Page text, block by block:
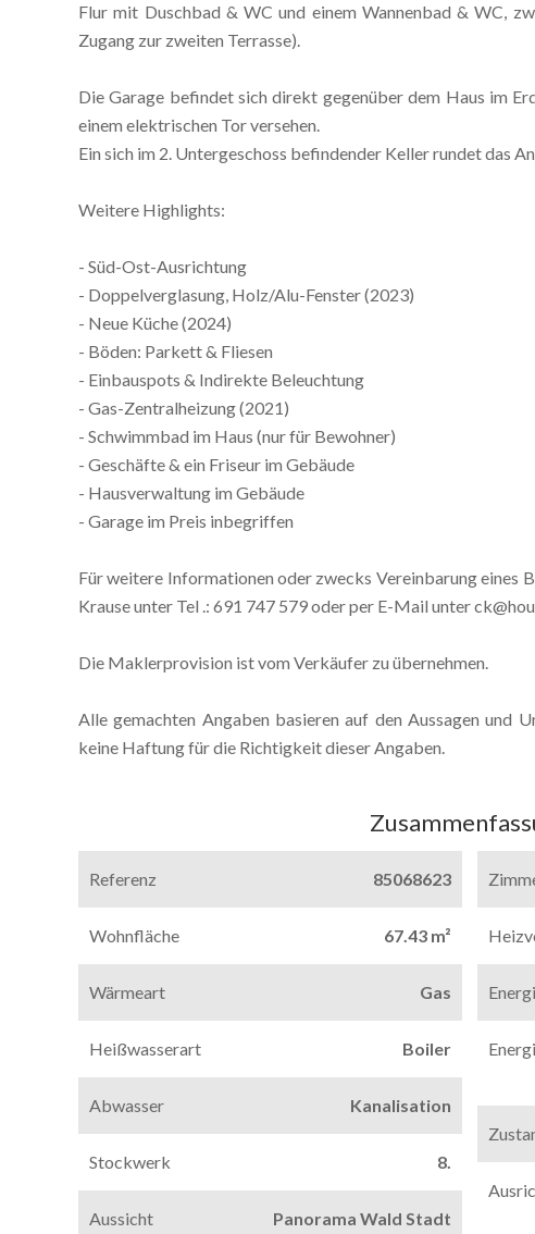
Flur mit Duschbad & WC und einem Wannenbad & WC,
Zugang zur zweiten Terrasse).
Die Garage befindet sich direkt gegenüber dem Haus im
einem elektrischen Tor versehen.
Ein sich im 2. Untergeschoss befindender Keller rundet das
Weitere Highlights:
- Süd-Ost-Ausrichtung
- Doppelverglasung, Holz/Alu-Fenster (2023)
- Neue Küche (2024)
- Böden: Parkett & Fliesen
- Einbauspots & Indirekte Beleuchtung
- Gas-Zentralheizung (2021)
- Schwimmbad im Haus (nur für Bewohner)
- Geschäfte & ein Friseur im Gebäude
- Hausverwaltung im Gebäude
- Garage im Preis inbegriffen
Für weitere Informationen oder zwecks Vereinbarung eines
Krause unter Tel .: 691 747 579 oder per E-Mail unter
Die Maklerprovision ist vom Verkäufer zu übernehmen.
Alle gemachten Angaben basieren auf den Aussagen und
keine Haftung für die Richtigkeit dieser Angaben.
Referenz 85068623
Wohnfläche 67.43 m²
Wärmeart Gas
Heißwasserart Boiler
Abwasser
Kanalisation
Stockwerk
8.
Aussicht
Panorama Wald Stadt